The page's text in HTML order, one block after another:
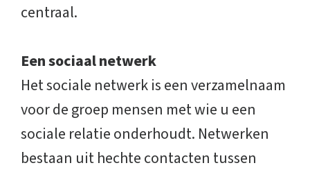
centraal.
Een sociaal netwerk
Het sociale netwerk is een verzamelnaam
voor de groep mensen met wie u een
sociale relatie onderhoudt. Netwerken
bestaan uit hechte contacten tussen